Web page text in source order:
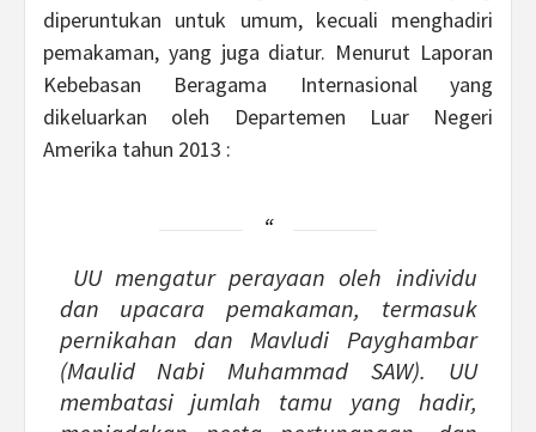
diperuntukan untuk umum, kecuali menghadiri
pemakaman, yang juga diatur. Menurut Laporan
Kebebasan Beragama Internasional yang
dikeluarkan oleh Departemen Luar Negeri
Amerika tahun 2013 :
UU mengatur perayaan oleh individu
dan upacara pemakaman, termasuk
pernikahan dan Mavludi Payghambar
(Maulid Nabi Muhammad SAW). UU
membatasi jumlah tamu yang hadir,